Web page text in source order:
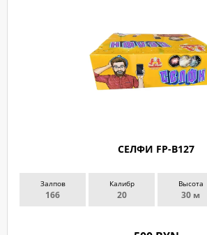
СЕЛФИ FP-B127
Залпов
166
Калибр
20
Высота
30 м